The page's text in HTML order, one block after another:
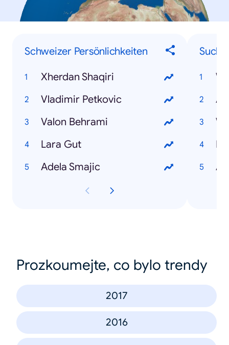
Schweizer Persönlichkeiten
Xherdan Shaqiri
Vladimir Petkovic
Valon Behrami
Lara Gut
Adela Smajic
Prozkoumejte, co bylo trendy
2017
2016